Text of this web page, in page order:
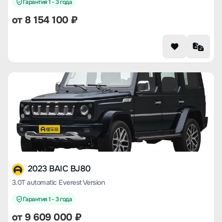
Гарантия 1 - 3 года
от 8 154 100 ₽
2023 BAIC BJ80
3.0T automatic Everest Version
Гарантия 1 - 3 года
от 9 609 000 ₽